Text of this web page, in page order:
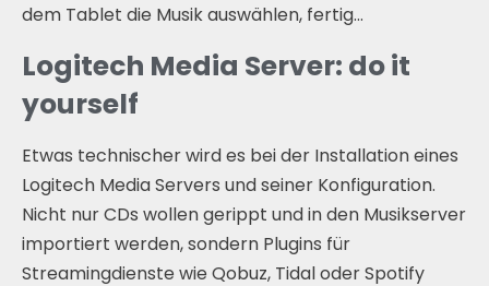
dem Tablet die Musik auswählen, fertig…
Logitech Media Server: do it
yourself
Etwas technischer wird es bei der Installation eines
Logitech Media Servers und seiner Konfiguration.
Nicht nur CDs wollen gerippt und in den Musikserver
importiert werden, sondern Plugins für
Streamingdienste wie Qobuz, Tidal oder Spotify